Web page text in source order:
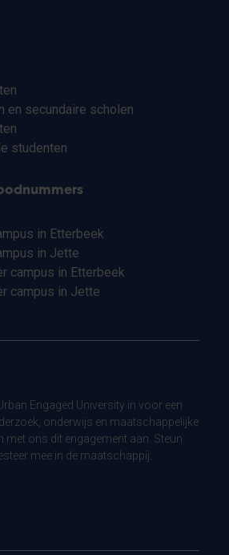
en secundaire scholen
studenten
in Etterbeek
in Jette
campus in Etterbeek
campus in Jette
Engaged University in voor een
onderwijs en maatschappelijke
met ons dit engagement aan. Steun
mee in de maatschappij.